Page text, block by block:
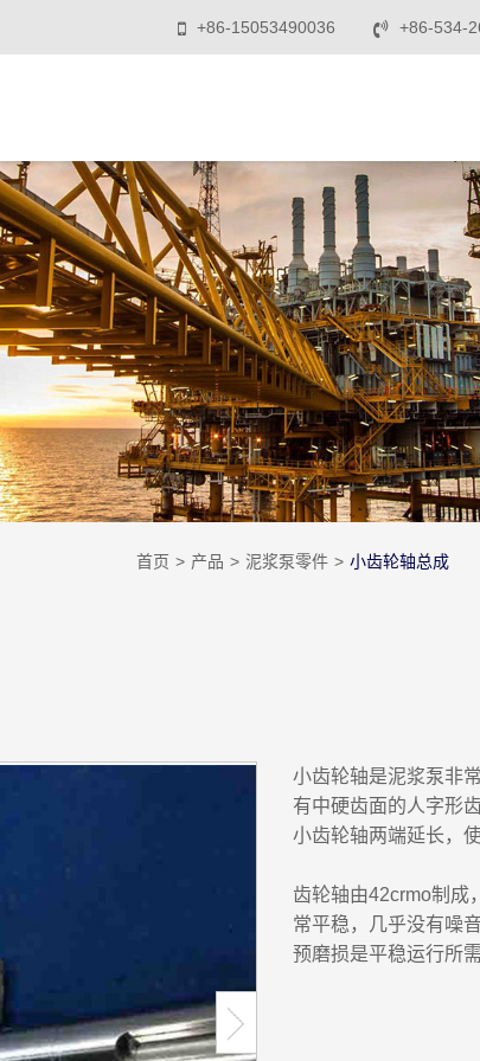
+86-15053490036 +86-534-
首页 产品 泥浆泵零件 小齿轮轴总成
小齿轮轴是泥浆泵非
有中硬齿面的人字形
小齿轮轴两端延长，
齿轮轴由42crmo制成
常平稳，几乎没有噪
预磨损是平稳运行所需